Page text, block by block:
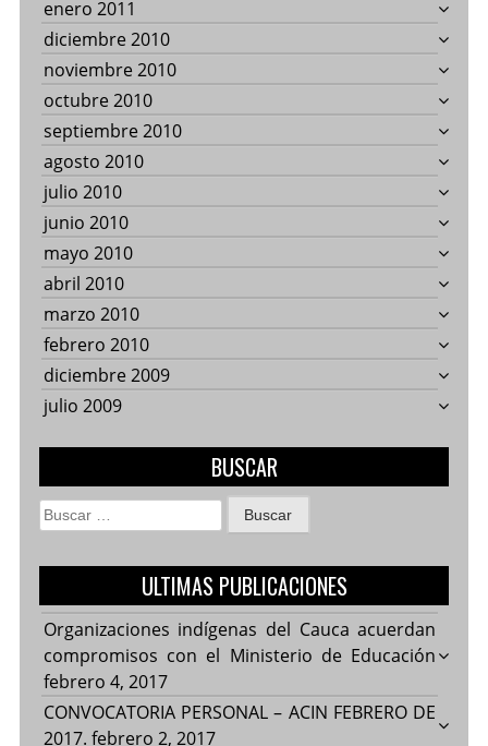
enero 2011
diciembre 2010
noviembre 2010
octubre 2010
septiembre 2010
agosto 2010
julio 2010
junio 2010
mayo 2010
abril 2010
marzo 2010
febrero 2010
diciembre 2009
julio 2009
BUSCAR
Buscar:
ULTIMAS PUBLICACIONES
Organizaciones indígenas del Cauca acuerdan
compromisos con el Ministerio de Educación
febrero 4, 2017
CONVOCATORIA PERSONAL – ACIN FEBRERO DE
2017. febrero 2, 2017